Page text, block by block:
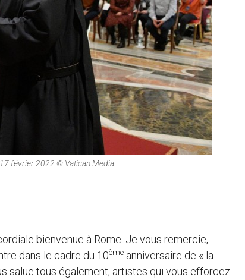
17 février 2022 © Vatican Media
bienvenue à Rome. Je vous remercie,
dans le cadre du 10ème anniversaire de « la
salue tous également, artistes qui vous efforcez